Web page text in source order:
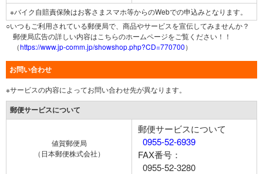
※バイク自賠責保険はお客さまスマホ等からのWebでの申込みとなります。
○いつもご利用されている郵便局で、商品やサービスを宣伝してみませんか？
郵便局広告の詳しい内容はこちらのホームページをご覧ください！！
（https://www.jp-comm.jp/showshop.php?CD=770700）
お問い合わせ
※サービスの内容によってお問い合わせ先が異なります。
郵便サービスについて
値賀郵便局
（日本郵便株式会社）
郵便サービスについて
0955-52-6939
FAX番号：
0955-52-3280